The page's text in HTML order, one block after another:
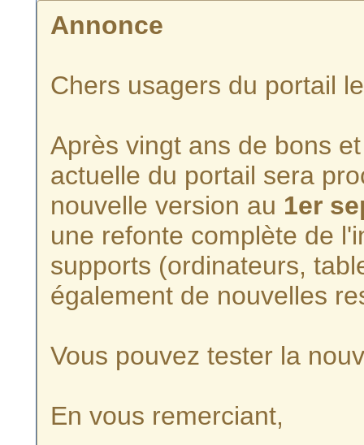
Annonce
Chers usagers du portail
Après vingt ans de bons
actuelle du portail sera
nouvelle version au 1er
une refonte complète de
supports (ordinateurs,
également de nouvelles
Vous pouvez tester la
En vous remerciant,